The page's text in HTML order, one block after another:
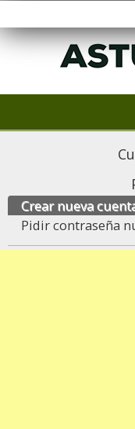
Crear nueva
Pidir contraseña